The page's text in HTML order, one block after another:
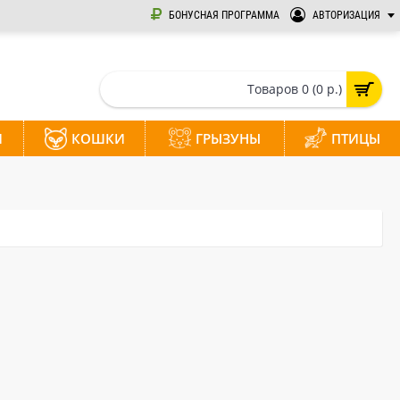
БОНУСНАЯ ПРОГРАММА АВТОРИЗАЦИЯ
Товаров 0 (0 р.)
КОШКИ ГРЫЗУНЫ ПТИЦЫ